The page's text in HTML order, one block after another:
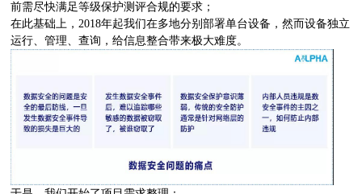
前需尽快满足等级保护测评合规的要求；
在此基础上，2018年起我们在多地分别部署单台设备，然而设备独立
运行、管理、查询，给信息整合带来极大难度。